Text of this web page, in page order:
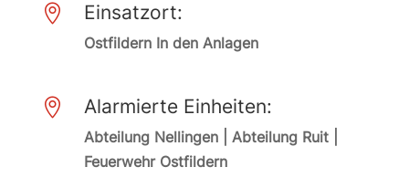
 Einsatzort:
Ostfildern In den Anlagen
 Alarmierte Einheiten:
Abteilung Nellingen | Abteilung Ruit |
Feuerwehr Ostfildern